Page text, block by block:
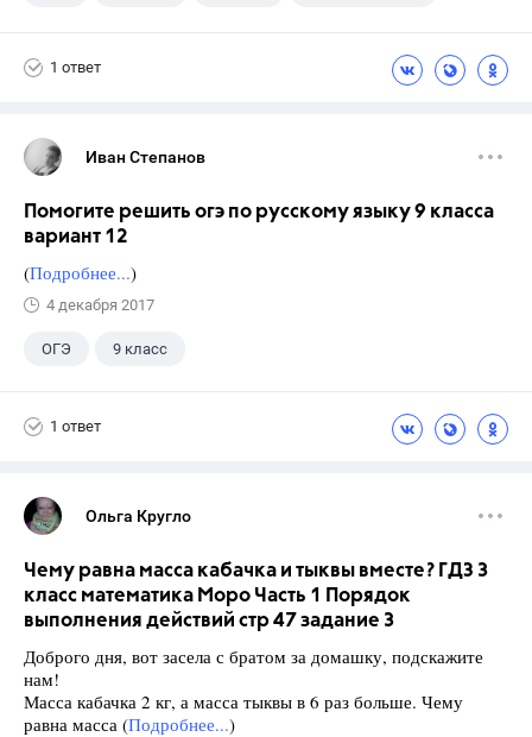
1 ответ
Иван Степанов
Помогите решить огэ по русскому языку 9 класса
вариант 12
(Подробнее...)
4 декабря 2017
ОГЭ 9 класс
1 ответ
Ольга Кругло
Чему равна масса кабачка и тыквы вместе? ГДЗ 3
класс математика Моро Часть 1 Порядок
выполнения действий стр 47 задание 3
Доброго дня, вот засела с братом за домашку, подскажите
нам!
Масса кабачка 2 кг, а масса тыквы в 6 раз больше. Чему
равна масса (Подробнее...)